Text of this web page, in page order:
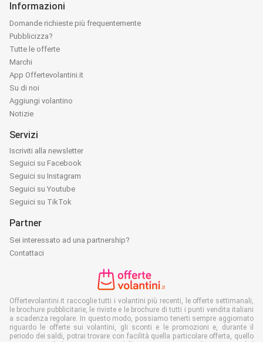
Informazioni
Domande richieste più frequentemente
Pubblicizza?
Tutte le offerte
Marchi
App Offertevolantini.it
Su di noi
Aggiungi volantino
Notizie
Servizi
Iscriviti alla newsletter
Seguici su Facebook
Seguici su Instagram
Seguici su Youtube
Seguici su TikTok
Partner
Sei interessato ad una partnership?
Contattaci
Offertevolantini.it raccoglie tutti i volantini più recenti, le offerte settimanali,
le brochure pubblicitarie, le riviste e le brochure di tutti i punti vendita italiani
a scadenza regolare. In questo modo, possiamo tenerti sempre aggiornato
riguardo le offerte sui volantini, gli sconti e le promozioni e, durante il
periodo dei saldi, potrai trovare con facilità quella particolare offerta, quello